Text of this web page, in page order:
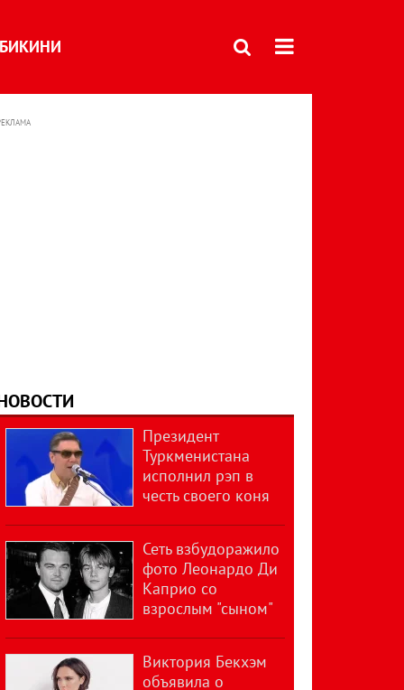
БИКИНИ
Президент
Туркменистана
исполнил рэп в
честь своего коня
Сеть взбудоражило
фото Леонардо Ди
Каприо со
взрослым "сыном"
Виктория Бекхэм
объявила о